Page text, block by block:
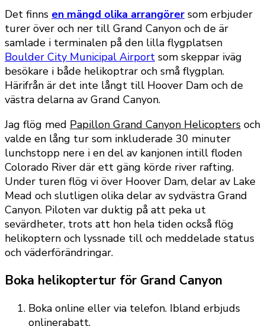
Det finns en mängd olika arrangörer som erbjuder
turer över och ner till Grand Canyon och de är
samlade i terminalen på den lilla flygplatsen
Boulder City Municipal Airport som skeppar iväg
besökare i både helikoptrar och små flygplan.
Härifrån är det inte långt till Hoover Dam och de
västra delarna av Grand Canyon.
Jag flög med Papillon Grand Canyon Helicopters och
valde en lång tur som inkluderade 30 minuter
lunchstopp nere i en del av kanjonen intill floden
Colorado River där ett gäng körde river rafting.
Under turen flög vi över Hoover Dam, delar av Lake
Mead och slutligen olika delar av sydvästra Grand
Canyon. Piloten var duktig på att peka ut
sevärdheter, trots att hon hela tiden också flög
helikoptern och lyssnade till och meddelade status
och väderförändringar.
Boka helikoptertur för Grand Canyon
Boka online eller via telefon. Ibland erbjuds
onlinerabatt.